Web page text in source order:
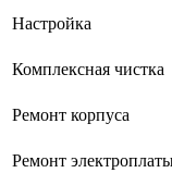
dj
Настройка
Комплексная чистка
Ремонт корпуса
Ремонт